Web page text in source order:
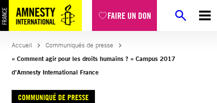
FAIRE UN DON
Aller
au
contenu
Accueil
Communiqués de presse
« Comment agir pour les droits humains ? » Campus 2017
d’Amnesty International France
COMMUNIQUÉ DE PRESSE